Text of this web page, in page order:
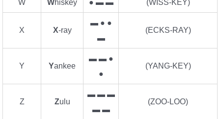
W Whiskey ● ▬ ▬ (WISS-KEY)
X X-ray
▬ ● ●
▬
(ECKS-RAY)
Y Yankee
▬ ▬ ●
●
(YANG-KEY)
Z Zulu
▬ ▬ ▬
▬ ▬
(ZOO-LOO)